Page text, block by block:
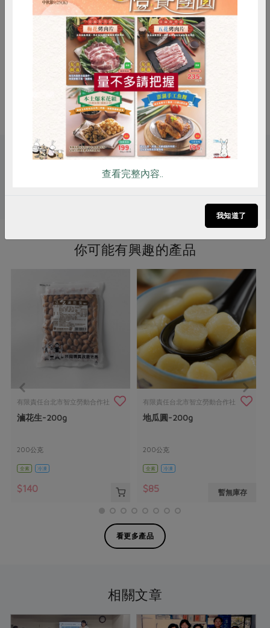
調理方式
用蒜頭爆香，加入約半斤絞肉炒過
後，倒入1瓶的麵醬及1杯水，煮熟
後，用1大匙玉米 粉勾芡，即為美味
可口的義大利麵醬
注意事項 開封後請儘速食用完畢
關鍵字
你可能有興趣的產品
有限責任台北市智立勞動合作社
滷花生-200g
200公克
全素 冷凍
$140
有限責任台北市智立勞動合作社
地瓜圓-200g
200公克
全素 冷凍
$85 暫無庫存
看更多產品
相關文章
RPET 食譜 減硝酸鹽
雞蛋 食安 共同購買
查看完整內容..
我知道了